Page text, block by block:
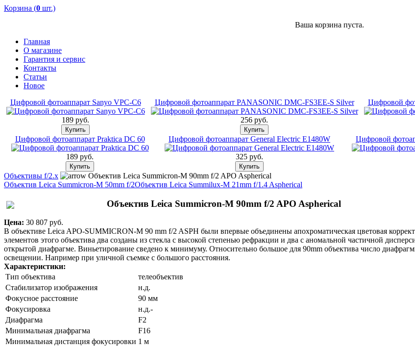
Корзина (0 шт.)
Ваша корзина пуста.
Главная
О магазине
Гарантия и сервис
Контакты
Статьи
Новое
Цифровой фотоаппарат Sanyo VPC-C6
189 pуб.
Цифровой фотоаппарат PANASONIC DMC-FS3EE-S Silver
256 pуб.
Цифровой
Цифровой фотоаппарат Praktica DC 60
189 pуб.
Цифровой фотоаппарат General Electric E1480W
325 pуб.
Цифровой
Объективы f/2.x
Объектив Leica Summicron-M 90mm f/2 APO Aspherical
Объектив Leica Summicron-M 50mm f/2Объектив Leica Summilux-M 21mm f/1.4 Aspherical
Объектив Leica Summicron-M 90mm f/2 APO Aspherical
Цена: 30 807 pуб.
В объективе Leica APO-SUMMICRON-M 90 mm f/2 ASPH были впервые объединены апохроматическая цветовая
элементов этого объектива два созданы из стекла с высокой степенью рефракции и два с аномальной частичной
открытой диафрагме. Виньетирование сведено к минимуму. Относительно большое для 90mm объектива число
освещении. Например при уличной съемке с большого расстояния.
Характеристики:
Тип объектива
телеобъектив
Стабилизатор изображения
н.д.
Фокусное расстояние
90 мм
Фокусировка
н.д.-
Диафрагма
F2
Минимальная диафрагма
F16
Минимальная дистанция фокусировки 1 м